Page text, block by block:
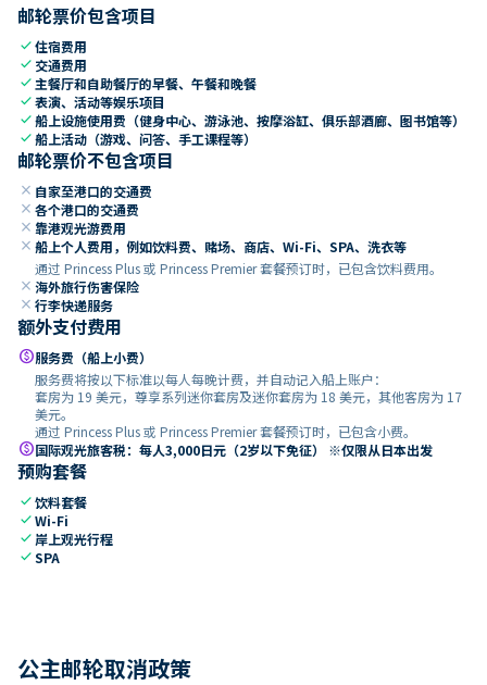
邮轮票价包含项目
check住宿费用
check 交通费用
check 主餐厅和自助餐厅的早餐、午餐和晚餐
check表演、活动等娱乐项目
check船上设施使用费（健身中心、游泳池、按摩浴缸、俱乐部酒廊、图书馆等）
check船上活动（游戏、问答、手工课程等）
邮轮票价不包含项目
close 自家至港口的交通费
close 各个港口的交通费
close 靠港观光游费用
close 船上个人费用，例如饮料费、赌场、商店、Wi-Fi、SPA、洗衣等
通过 Princess Plus 或 Princess Premier 套餐预订时，已包含饮料费用。
close 海外旅行伤害保险
close 行李快递服务
额外支付费用
paid服务费（船上小费）
服务费将按以下标准以每人每晚计费，并自动记入船上账户：
套房为 19 美元，尊享系列迷你套房及迷你套房为 18 美元，其他客房为 17
美元。
通过 Princess Plus 或 Princess Premier 套餐预订时，已包含小费。
paid国际观光旅客税：每人3,000日元（2岁以下免征） ※仅限从日本出发
预购套餐
check饮料套餐
checkWi-Fi
check 岸上观光行程
checkSPA
公主邮轮取消政策